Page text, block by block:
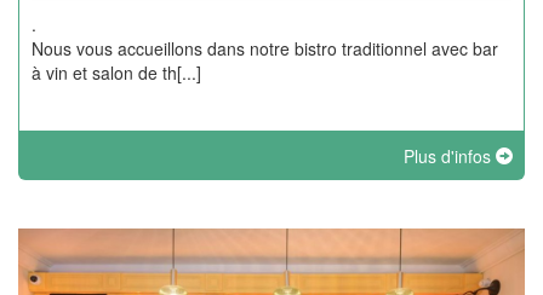
.
Nous vous accueillons dans notre bistro traditionnel avec bar
à vin et salon de th[...]
Plus d'infos